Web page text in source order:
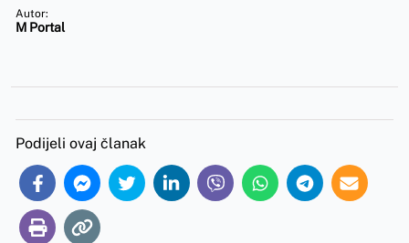
Autor:
M Portal
Podijeli ovaj članak